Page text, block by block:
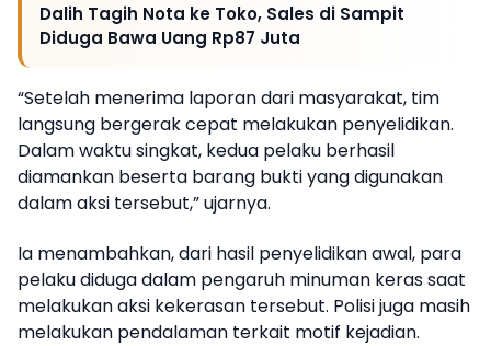
Dalih Tagih Nota ke Toko, Sales di Sampit
Diduga Bawa Uang Rp87 Juta
“Setelah menerima laporan dari masyarakat, tim
langsung bergerak cepat melakukan penyelidikan.
Dalam waktu singkat, kedua pelaku berhasil
diamankan beserta barang bukti yang digunakan
dalam aksi tersebut,” ujarnya.
Ia menambahkan, dari hasil penyelidikan awal, para
pelaku diduga dalam pengaruh minuman keras saat
melakukan aksi kekerasan tersebut. Polisi juga masih
melakukan pendalaman terkait motif kejadian.